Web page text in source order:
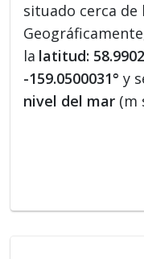
situado cerca de
la latitud:
-159.0500031° y
nivel del mar (m